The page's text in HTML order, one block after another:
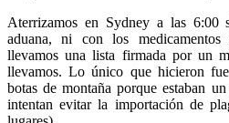
Aterrizamos en Sydney a las
aduana, ni con los
llevamos una lista firmada por un
llevamos. Lo único que hicieron
botas de montaña porque estaban
intentan evitar la importación de